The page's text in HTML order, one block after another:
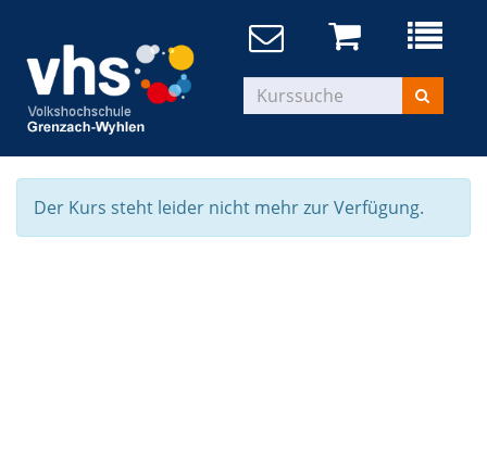
Der Kurs steht leider nicht mehr zur Verfügung.